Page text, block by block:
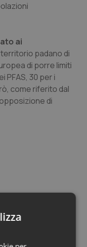
ai
padano di
di porre limiti
PFAS, 30 per i
come riferito dal
di